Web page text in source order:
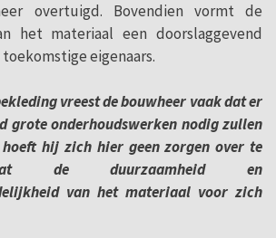
overtuigd. Bovendien vormt de
het materiaal een doorslaggevend
eigenaars.
vreest de bouwheer vaak dat er
grote onderhoudswerken nodig zullen
hij zich hier geen zorgen over te
de duurzaamheid en
van het materiaal voor zich